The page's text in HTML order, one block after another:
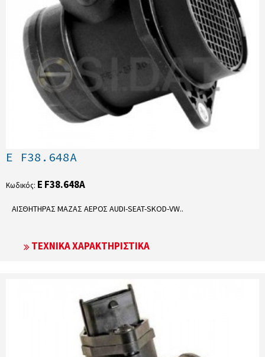
E F38.648A
Κωδικός: E F38.648A
ΑΙΣΘΗΤΗΡΑΣ ΜΑΖΑΣ ΑΕΡΟΣ AUDI-SEAT-SKOD-VW..
ΤΕΧΝΙΚΆ ΧΑΡΑΚΤΗΡΙΣΤΙΚΆ